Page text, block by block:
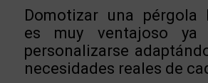
Domotizar una pérgola
es muy ventajoso ya
personalizarse
necesidades reales de